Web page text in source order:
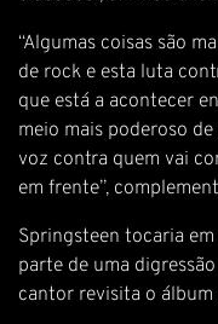
“Algumas coisas são
de rock e esta luta
que está a acontecer
meio mais poderoso
voz contra quem vai
em frente”,
Springsteen tocaria
parte de uma
cantor revisita o álbum